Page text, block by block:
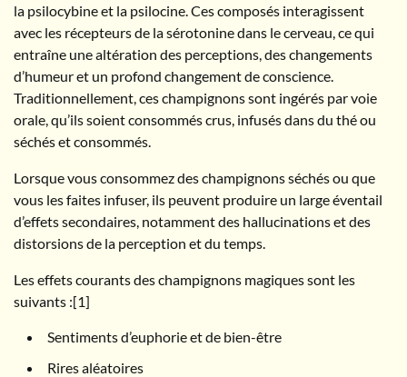
la psilocybine et la psilocine. Ces composés interagissent
avec les récepteurs de la sérotonine dans le cerveau, ce qui
entraîne une altération des perceptions, des changements
d’humeur et un profond changement de conscience.
Traditionnellement, ces champignons sont ingérés par voie
orale, qu’ils soient consommés crus, infusés dans du thé ou
séchés et consommés.
Lorsque vous consommez des champignons séchés ou que
vous les faites infuser, ils peuvent produire un large éventail
d’effets secondaires, notamment des hallucinations et des
distorsions de la perception et du temps.
Les effets courants des champignons magiques sont les
suivants :[1]
Sentiments d’euphorie et de bien-être
Rires aléatoires